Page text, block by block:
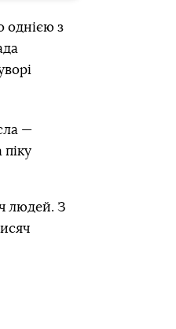
однією з
—
піку
людей. З